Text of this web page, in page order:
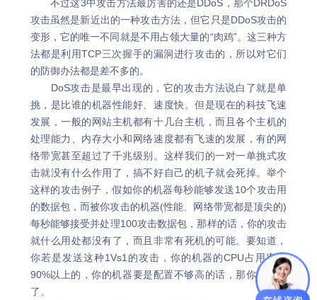
不过这3中攻击方法最厉害的还是DDoS，那个DRDoS
攻击虽然是新近出的一种攻击方法，但它只是DDoS攻击的
变形，它的唯一不同就是不用占领大量的“肉鸡”。这三种方
法都是利用TCP三次握手的漏洞进行攻击的，所以对它们
的防御办法都是差不多的。
DoS攻击是最早出现的，它的攻击方法说白了就是单
挑，是比谁的机器性能好、速度快。但是现在的科技飞速
发展，一般的网站主机都有十几台主机，而且各个主机的
处理能力、内存大小和网络速度都有飞速的发展，有的网
络带宽甚至超过了千兆级别。这样我们的一对一单挑式攻
击就没有什么作用了，搞不好自己的机子就会死掉。举个
这样的攻击例子，假如你的机器每秒能够发送10个攻击用
的数据包，而被你攻击的机器(性能、网络带宽都是顶尖的)
每秒能够接受并处理100攻击数据包，那样的话，你的攻击
就什么用处都没有了，而且非常有死机的可能。要知道，
你若是发送这种1Vs1的攻击，你的机器的CPU占用率是
90%以上的，你的机器要是配置不够高的话，那你就死定
了。